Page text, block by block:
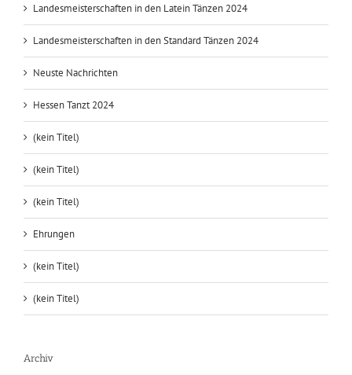
Landesmeisterschaften in den Latein Tänzen 2024
Landesmeisterschaften in den Standard Tänzen 2024
Neuste Nachrichten
Hessen Tanzt 2024
(kein Titel)
(kein Titel)
(kein Titel)
Ehrungen
(kein Titel)
(kein Titel)
Archiv